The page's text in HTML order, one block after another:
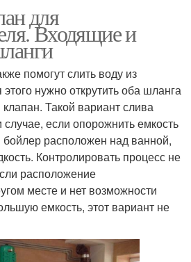
для
Входящие и
помогут слить воду из
нужно открутить оба шланга
Такой вариант слива
случае, если опорожнить емкость
расположен над ванной,
Контролировать процесс не
расположение
месте и нет возможности
емкость, этот вариант не